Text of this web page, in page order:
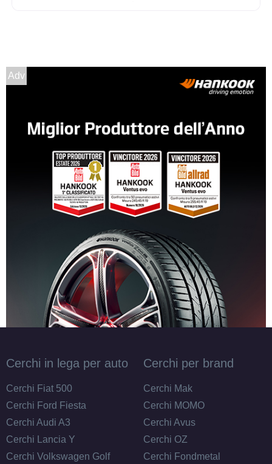
Adv
Cerchi in lega per auto
Cerchi Fiat 500
Cerchi Ford Fiesta
Cerchi Audi A3
Cerchi Lancia Y
Cerchi Volkswagen Golf
Cerchi per brand
Cerchi Mak
Cerchi MOMO
Cerchi Avus
Cerchi OZ
Cerchi Fondmetal